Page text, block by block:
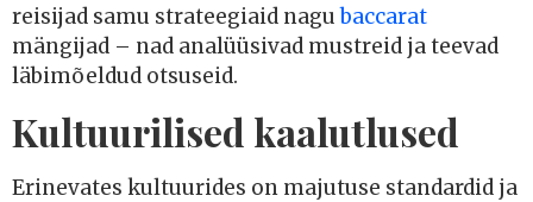
reisijad samu strateegiaid nagubaccarat
mängijad – nad analüüsivad mustreid ja teevad
läbimõeldud otsuseid.
Kultuurilised kaalutlused
Erinevates kultuurides on majutuse standardid ja